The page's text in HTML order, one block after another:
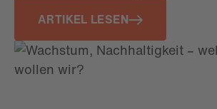
ARTIKEL LESEN